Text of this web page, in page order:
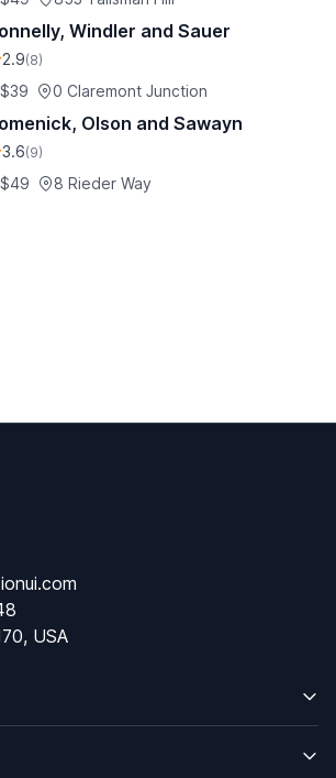
Windler and Sauer
2.9(8)
$39 0 Claremont Junction
Olson and Sawayn
3.6(9)
$49 8 Rieder Way
USA